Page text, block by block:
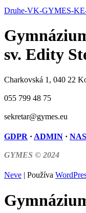
Druhe-VK-GYMES-
sv. Edity
Charkovská 1, 040 22
055 799 48 75
sekretar@gymes.eu
GDPR · ADMIN · NAS
GYMES © 2024
Neve | Používa